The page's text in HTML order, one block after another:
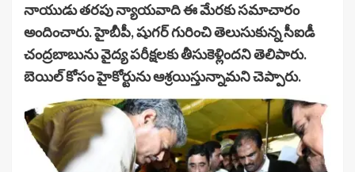
నాయుడు తరపు న్యాయవాది ఈ మేరకు సమాచారం
అందించారు. హైబీపీ, షుగర్ గురించి తెలుసుకున్న సీఐడీ
చంద్రబాబును వైద్య పరీక్షలకు తీసుకెళ్లిందని తెలిపారు.
బెయిల్ కోసం హైకోర్టును ఆశ్రయిస్తున్నామని చెప్పారు.